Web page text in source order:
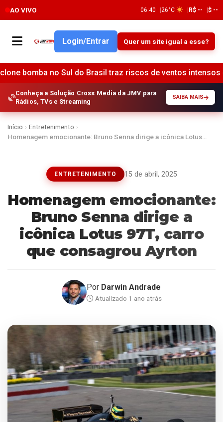
AO VIVO 06:40 26°C R$ -- $ --
Login/Entrar Quer um site igual a esse?
no Sul do Brasil traz riscos de ventos intensos e
Conheça a Solução Cross Media da JMV para
Rádios, TVs e Streaming
SAIBA MAIS
Início › Entretenimento ›
Homenagem emocionante: Bruno Senna dirige a icônica Lotus…
ENTRETENIMENTO 15 de abril, 2025
Homenagem emocionante:
Bruno Senna dirige a
icônica Lotus 97T, carro
que consagrou Ayrton
Por Darwin Andrade
Atualizado 1 ano atrás